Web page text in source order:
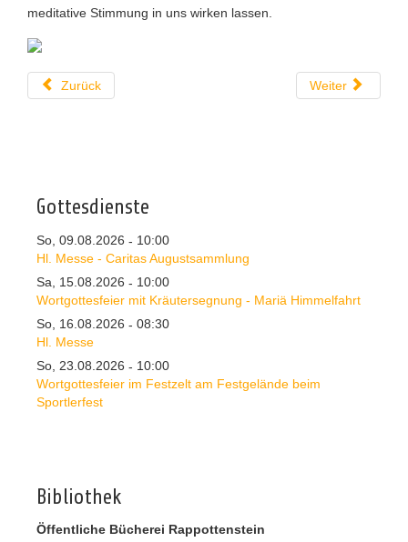
meditative Stimmung in uns wirken lassen.
Zurück Weiter
Gottesdienste
So, 09.08.2026 - 10:00
Hl. Messe - Caritas Augustsammlung
Sa, 15.08.2026 - 10:00
Wortgottesfeier mit Kräutersegnung - Mariä Himmelfahrt
So, 16.08.2026 - 08:30
Hl. Messe
So, 23.08.2026 - 10:00
Wortgottesfeier im Festzelt am Festgelände beim
Sportlerfest
Bibliothek
Öffentliche Bücherei Rappottenstein